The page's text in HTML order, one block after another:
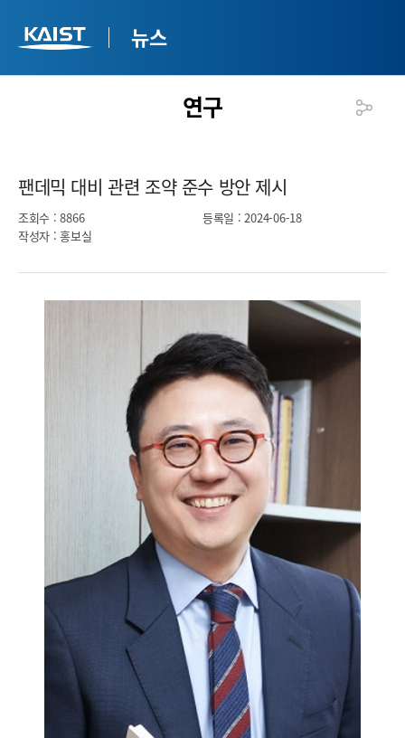
뉴스
연구
팬데믹 대비 관련 조약 준수 방안 제시​
조회수 : 8866 등록일 : 2024-06-18
작성자 : 홍보실